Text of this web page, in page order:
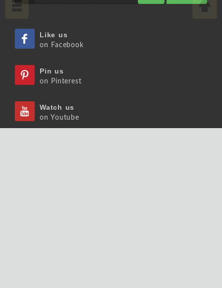
Like us
on Facebook
Pin us
on Pinterest
Watch us
on Youtube